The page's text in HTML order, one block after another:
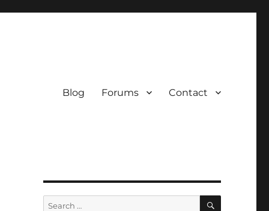
Blog Forums Contact
Search
SEARCH